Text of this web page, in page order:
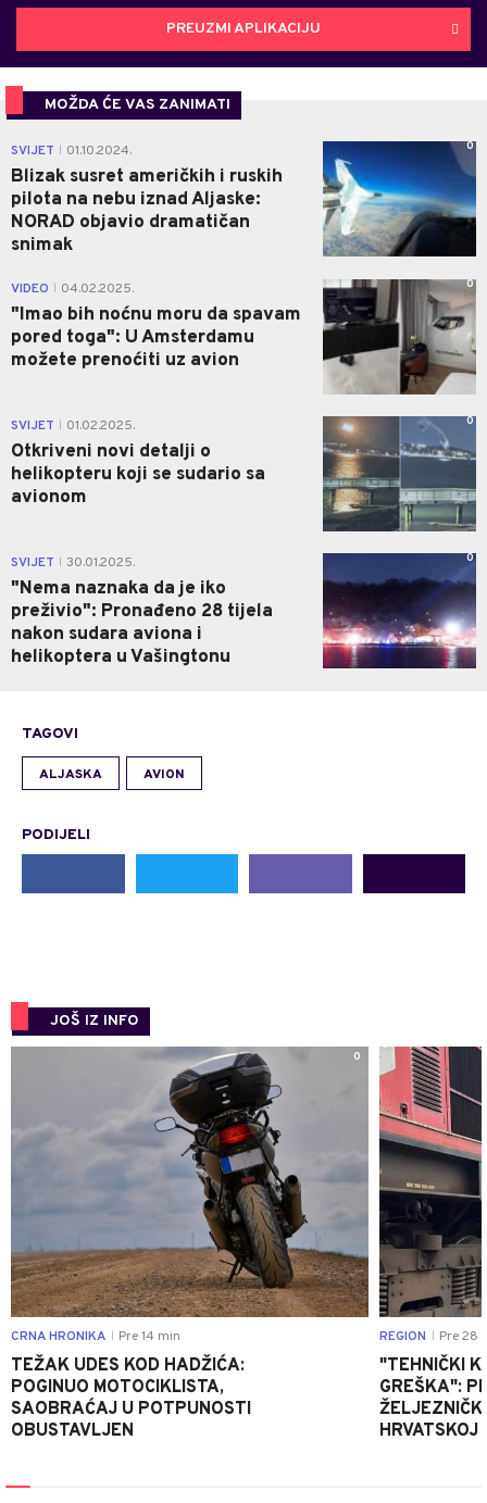
PREUZMI APLIKACIJU
MOŽDA ĆE VAS ZANIMATI
SVIJET 01.10.2024.
Blizak susret američkih i ruskih
pilota na nebu iznad Aljaske:
NORAD objavio dramatičan
snimak
0
VIDEO 04.02.2025.
"Imao bih noćnu moru da spavam
pored toga": U Amsterdamu
možete prenoćiti uz avion
0
SVIJET 01.02.2025.
Otkriveni novi detalji o
helikopteru koji se sudario sa
avionom
0
SVIJET 30.01.2025.
"Nema naznaka da je iko
preživio": Pronađeno 28 tijela
nakon sudara aviona i
helikoptera u Vašingtonu
0
TAGOVI
ALJASKA AVION
PODIJELI
JOŠ IZ INFO
0
CRNA HRONIKA Pre 14 min
TEŽAK UDES KOD HADŽIĆA:
POGINUO MOTOCIKLISTA,
SAOBRAĆAJ U POTPUNOSTI
OBUSTAVLJEN
REGION Pre 28
"TEHNIČKI
GREŠKA":
HRVATSKOJ